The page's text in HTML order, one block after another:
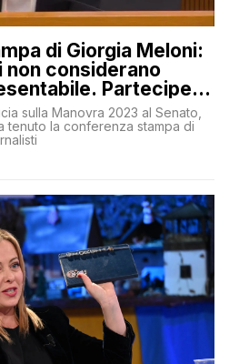
di Giorgia Meloni:
non considerano
Parteciperò
sulla Manovra 2023 al Senato,
tenuto la conferenza stampa di